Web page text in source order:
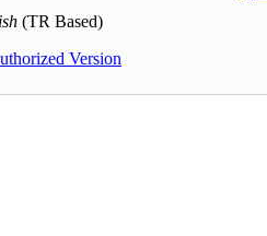
(TR Based)
Version